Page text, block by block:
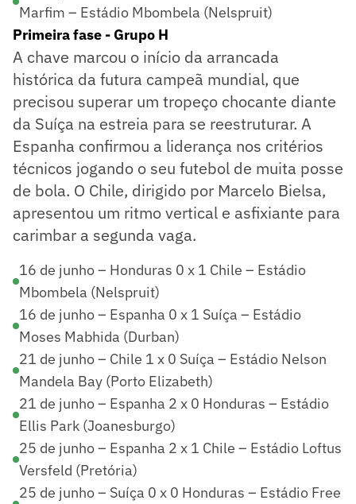
Marfim – Estádio Mbombela (Nelspruit)
Primeira fase - Grupo H
A chave marcou o início da arrancada
histórica da futura campeã mundial, que
precisou superar um tropeço chocante diante
da Suíça na estreia para se reestruturar. A
Espanha confirmou a liderança nos critérios
técnicos jogando o seu futebol de muita posse
de bola. O Chile, dirigido por Marcelo Bielsa,
apresentou um ritmo vertical e asfixiante para
carimbar a segunda vaga.
16 de junho – Honduras 0 x 1 Chile – Estádio
Mbombela (Nelspruit)
16 de junho – Espanha 0 x 1 Suíça – Estádio
Moses Mabhida (Durban)
21 de junho – Chile 1 x 0 Suíça – Estádio Nelson
Mandela Bay (Porto Elizabeth)
21 de junho – Espanha 2 x 0 Honduras – Estádio
Ellis Park (Joanesburgo)
25 de junho – Espanha 2 x 1 Chile – Estádio Loftus
Versfeld (Pretória)
25 de junho – Suíça 0 x 0 Honduras – Estádio Free